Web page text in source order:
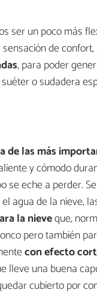
ser un poco más
de
, para poder
o sudadera
de las más
y cómodo
se eche a perder.
agua de la nieve,
la nieveque,
pero también
con efecto
lleve una buena
cubierto por